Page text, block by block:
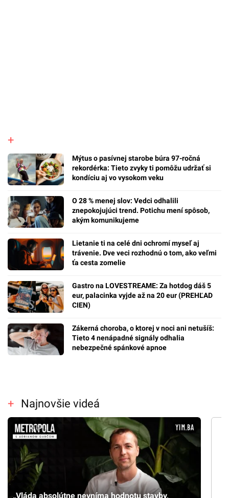
Mýtus o pasívnej starobe búra 97-ročná
rekordérka: Tieto zvyky ti pomôžu udržať si
kondíciu aj vo vysokom veku
O 28 % menej slov: Vedci odhalili
znepokojujúci trend. Potichu mení spôsob,
akým komunikujeme
Lietanie ti na celé dni ochromí myseľ aj
trávenie. Dve veci rozhodnú o tom, ako veľmi
ťa cesta zomelie
Gastro na LOVESTREAME: Za hotdog dáš 5
eur, palacinka vyjde až na 20 eur (PREHĽAD
CIEN)
Zákerná choroba, o ktorej v noci ani netušíš:
Tieto 4 nenápadné signály odhalia
nebezpečné spánkové apnoe
Najnovšie videá
„Vláda absolútne nevníma hodnotu stavby,